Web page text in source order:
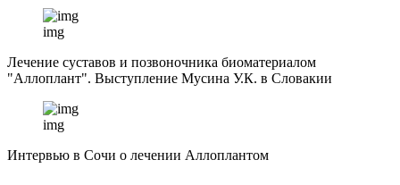
img
Лечение суставов и позвоночника биоматериалом
"Аллоплант". Выступление Мусина У.К. в Словакии
img
Интервью в Сочи о лечении Аллоплантом